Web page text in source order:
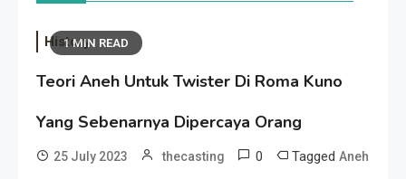
1 MIN READ
History
Teori Aneh Untuk Twister Di Roma Kuno
Yang Sebenarnya Dipercaya Orang
25 July 2023 thecasting 0 Tagged Aneh